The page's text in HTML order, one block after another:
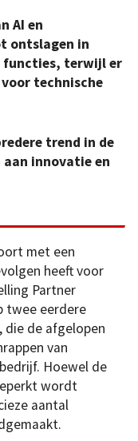
AI en
ontslagen in
functies, terwijl er
technische
trend in de
innovatie en
met een
heeft voor
Partner
twee eerdere
de afgelopen
van
Hoewel de
wordt
aantal